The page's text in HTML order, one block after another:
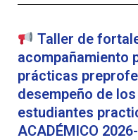
Taller de
acompañamiento
prácticas
desempeño de
estudiantes
ACADÉMICO